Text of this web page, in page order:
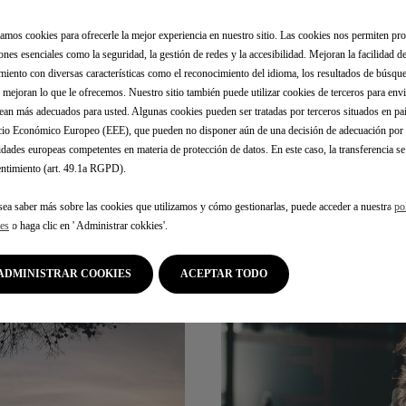
cookies para ofrecerle la mejor experiencia en nuestro sitio. Las cookies nos permiten
esenciales como la seguridad, la gestión de redes y la accesibilidad. Mejoran la facilidad
con diversas características como el reconocimiento del idioma, los resultados de
mejoran lo que le ofrecemos. Nuestro sitio también puede utilizar cookies de terceros para
más adecuados para usted. Algunas cookies pueden ser tratadas por terceros situados en
Económico Europeo (EEE), que pueden no disponer aún de una decisión de adecuación por
europeas competentes en materia de protección de datos. En este caso, la transferencia
(art. 49.1a RGPD).
saber más sobre las cookies que utilizamos y cómo gestionarlas, puede acceder a nuestra
o haga clic en ' Administrar cokkies'.
ADMINISTRAR COOKIES ACEPTAR TODO